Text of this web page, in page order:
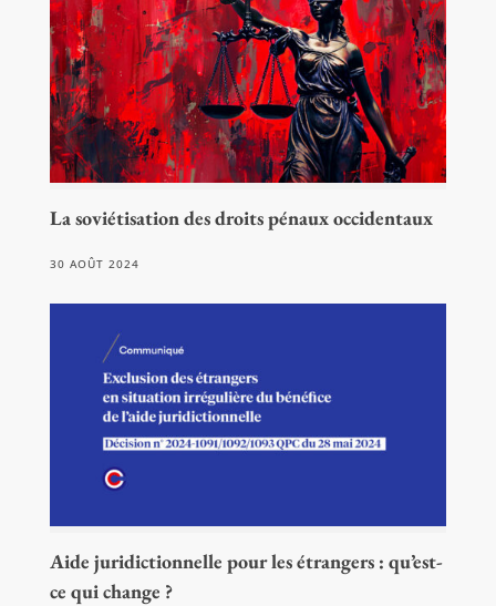
La soviétisation des droits pénaux occidentaux
30 AOÛT 2024
Aide juridictionnelle pour les étrangers : qu’est-
ce qui change ?